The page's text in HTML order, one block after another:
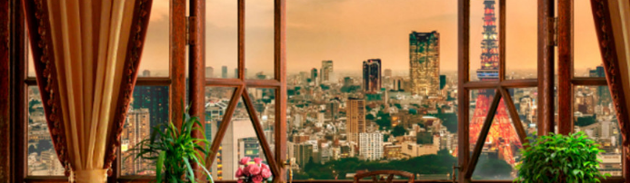
пространство
Фотообои простые линии
Фотообои города
Дизайнерские цветы
Фотообои арт
Фотообои деревья
Фотообои мемфис